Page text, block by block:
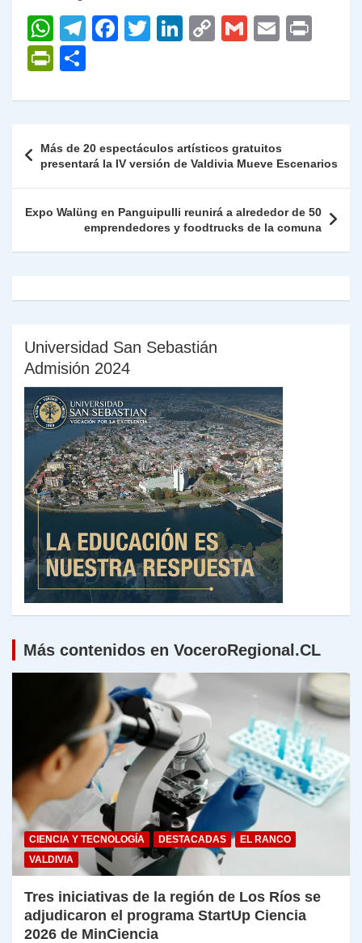
W
h
at
s
p
p
T
gr
m
F
e
o
o
k
T
er
Li
e
n
C
y
n
k
G
l
E
l
P
nt
Fr
ie
n
dl
m
p
ar
tir
de
entradas
Más de 20 espectáculos artísticos gratuitos
presentará la IV versión de Valdivia Mueve Escenarios
Expo Walüng en Panguipulli reunirá a alrededor de 50
emprendedores y foodtrucks de la comuna
Universidad San Sebastián
Admisión 2024
Más contenidos en VoceroRegional.CL
CIENCIA Y TECNOLOGÍA DESTACADAS
EL RANCO
VALDIVIA
Tres iniciativas de la región de Los Ríos se
adjudicaron el programa StartUp Ciencia
2026 de MinCiencia